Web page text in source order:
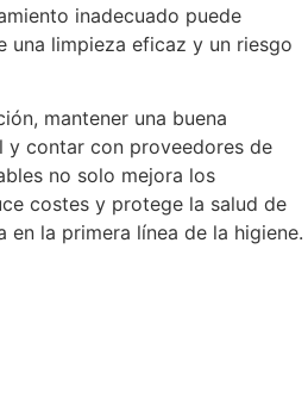
inadecuado puede
una limpieza eficaz y un riesgo
mantener una buena
y contar con proveedores de
no solo mejora los
costes y protege la salud de
en la primera línea de la higiene.